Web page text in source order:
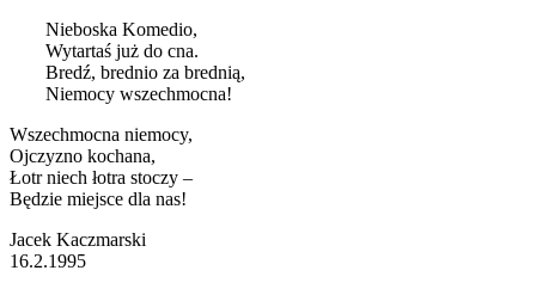
Nieboska Komedio,
Wytartaś już do cna.
Bredź, brednio za brednią,
Niemocy wszechmocna!
Wszechmocna niemocy,
Ojczyzno kochana,
Łotr niech łotra stoczy –
Będzie miejsce dla nas!
Jacek Kaczmarski
16.2.1995